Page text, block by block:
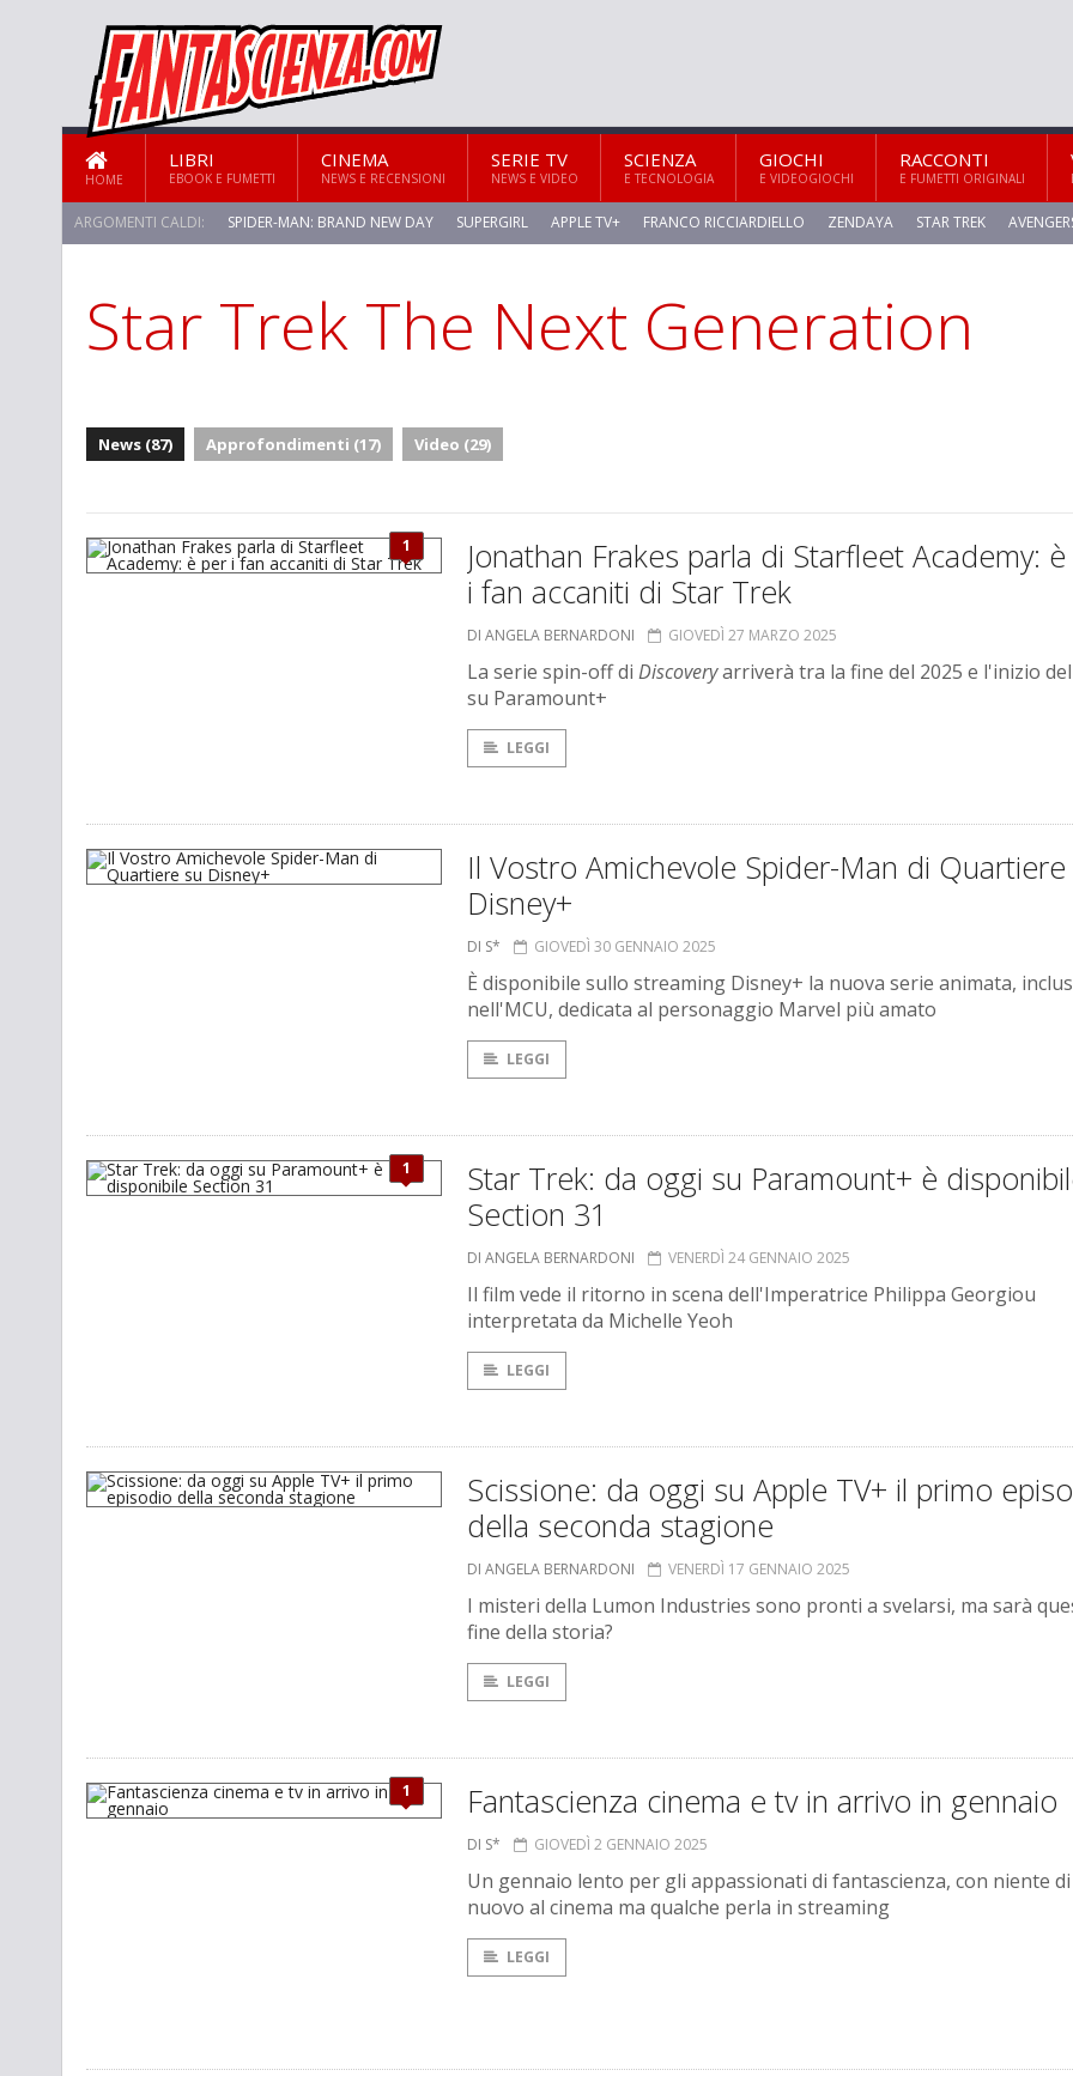
HOME
LIBRI
EBOOK E FUMETTI
CINEMA
NEWS E RECENSIONI
SERIE TV
NEWS E VIDEO
SCIENZA
E TECNOLOGIA
GIOCHI
E VIDEOGIOCHI
RACCONTI
E FUMETTI ORIGINALI
ARGOMENTI CALDI: SPIDER-MAN: BRAND NEW DAY SUPERGIRL APPLE TV+ FRANCO RICCIARDIELLO ZENDAYA STAR TREK
STAR TREK: STRANGE NEW WORLDS
Star Trek The Next Generation
News (87) Approfondimenti (17) Video (29)
1
Jonathan Frakes parla di Starfleet Academy:
i fan accaniti di Star Trek
DI ANGELA BERNARDONI GIOVEDÌ 27 MARZO 2025
La serie spin-off di Discoveryarriverà tra la fine del 2025 e l'inizio
su Paramount+
LEGGI
Il Vostro Amichevole Spider-Man di
Disney+
DI S* GIOVEDÌ 30 GENNAIO 2025
È disponibile sullo streaming Disney+ la nuova serie animata,
nell'MCU, dedicata al personaggio Marvel più amato
LEGGI
1
Star Trek: da oggi su Paramount+ è
Section 31
DI ANGELA BERNARDONI VENERDÌ 24 GENNAIO 2025
Il film vede il ritorno in scena dell'Imperatrice Philippa Georgiou
interpretata da Michelle Yeoh
LEGGI
Scissione: da oggi su Apple TV+ il primo
della seconda stagione
DI ANGELA BERNARDONI VENERDÌ 17 GENNAIO 2025
I misteri della Lumon Industries sono pronti a svelarsi, ma sarà
fine della storia?
LEGGI
1 Fantascienza cinema e tv in arrivo in gennaio
DI S* GIOVEDÌ 2 GENNAIO 2025
Un gennaio lento per gli appassionati di fantascienza, con niente di
nuovo al cinema ma qualche perla in streaming
LEGGI